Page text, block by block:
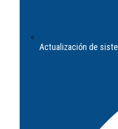
Actualización de